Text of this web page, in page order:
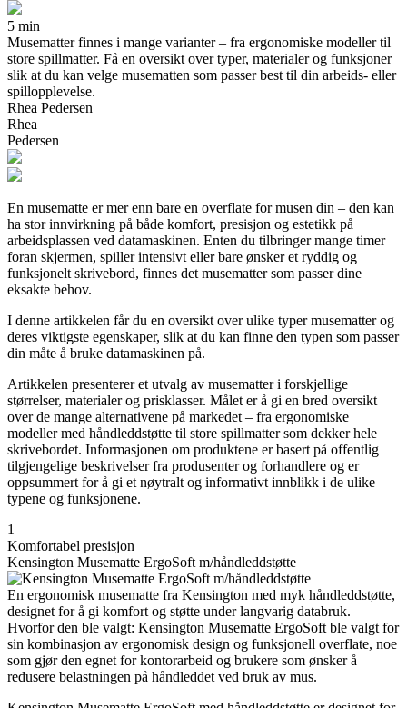
5 min
Musematter finnes i mange varianter – fra ergonomiske modeller til
store spillmatter. Få en oversikt over typer, materialer og funksjoner
slik at du kan velge musematten som passer best til din arbeids- eller
spillopplevelse.
Rhea Pedersen
Rhea
Pedersen
En musematte er mer enn bare en overflate for musen din – den kan
ha stor innvirkning på både komfort, presisjon og estetikk på
arbeidsplassen ved datamaskinen. Enten du tilbringer mange timer
foran skjermen, spiller intensivt eller bare ønsker et ryddig og
funksjonelt skrivebord, finnes det musematter som passer dine
eksakte behov.
I denne artikkelen får du en oversikt over ulike typer musematter og
deres viktigste egenskaper, slik at du kan finne den typen som passer
din måte å bruke datamaskinen på.
Artikkelen presenterer et utvalg av musematter i forskjellige
størrelser, materialer og prisklasser. Målet er å gi en bred oversikt
over de mange alternativene på markedet – fra ergonomiske
modeller med håndleddstøtte til store spillmatter som dekker hele
skrivebordet. Informasjonen om produktene er basert på offentlig
tilgjengelige beskrivelser fra produsenter og forhandlere og er
oppsummert for å gi et nøytralt og informativt innblikk i de ulike
typene og funksjonene.
1
Komfortabel presisjon
Kensington Musematte ErgoSoft m/håndleddstøtte
En ergonomisk musematte fra Kensington med myk håndleddstøtte,
designet for å gi komfort og støtte under langvarig databruk.
Hvorfor den ble valgt: Kensington Musematte ErgoSoft ble valgt for
sin kombinasjon av ergonomisk design og funksjonell overflate, noe
som gjør den egnet for kontorarbeid og brukere som ønsker å
redusere belastningen på håndleddet ved bruk av mus.